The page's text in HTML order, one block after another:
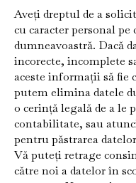
Aveți dreptul de a
cu caracter personal pe
dumneavoastră. Dacă
incorecte, incomplete
aceste informații să fie
putem elimina datele
o cerință legală de a le
contabilitate, sau
pentru păstrarea
Vă puteți retrage
către noi a datelor în